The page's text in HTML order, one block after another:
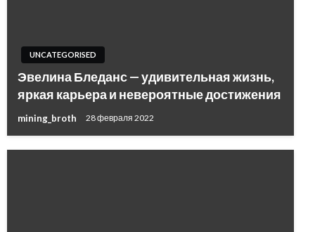
UNCATEGORISED
Эвелина Бледанс — удивительная жизнь,
яркая карьера и невероятные достижения
mining_broth 28 февраля 2022